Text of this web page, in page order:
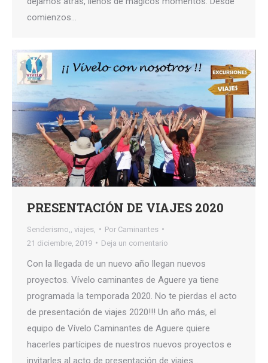
comienzos…
PRESENTACIÓN DE VIAJES 2020
Senderismo, viajes, Por Caminantes
21 diciembre, 2019
Deja un comentario
Con la llegada de un nuevo año llegan nuevos
proyectos. Vívelo caminantes de Aguere ya tiene
programada la temporada 2020. No te pierdas el acto
de presentación de viajes 2020!!! Un año más, el
equipo de Vívelo Caminantes de Aguere quiere
hacerles partícipes de nuestros nuevos proyectos e
invitarles al acto de presentación de viajes…